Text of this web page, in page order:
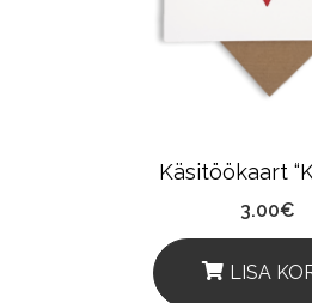
Käsitöökaart
3.00€
LISA